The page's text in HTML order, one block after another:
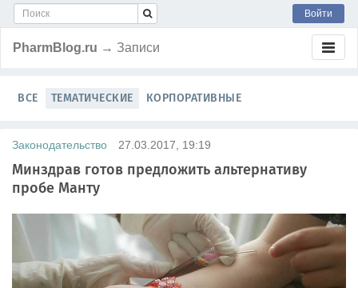
Войти
PharmBlog.ru → Записи
ВСЕ ТЕМАТИЧЕСКИЕ КОРПОРАТИВНЫЕ
Законодательство 27.03.2017, 19:19
Минздрав готов предложить альтернативу
пробе Манту